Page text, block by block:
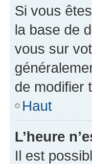
Si vous
la base de
vous sur
de modifier
Haut
L’heure
Il est